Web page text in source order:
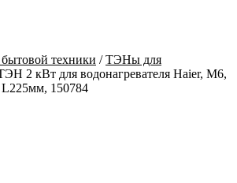
техники /ТЭНы для
2 кВт для водонагревателя Haier, М6,
150784